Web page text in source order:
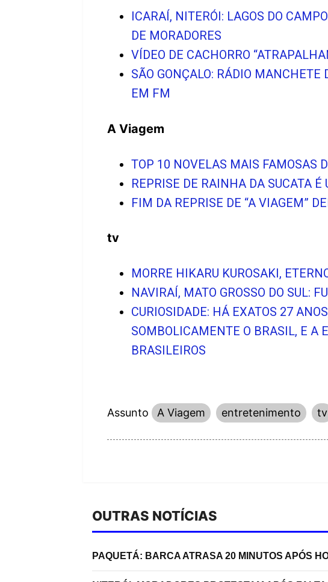
ICARAÍ, NITERÓI: LAGOS DO
DE MORADORES
VÍDEO DE CACHORRO
SÃO GONÇALO: RÁDIO
EM FM
A Viagem
TOP 10 NOVELAS MAIS FAMOSAS
REPRISE DE RAINHA DA SUCATA É
FIM DA REPRISE DE “A VIAGEM”
tv
MORRE HIKARU KUROSAKI,
NAVIRAÍ, MATO GROSSO DO SUL:
CURIOSIDADE: HÁ EXATOS 27
SOMBOLICAMENTE O BRASIL, E A
BRASILEIROS
Assunto A Viagem entretenimento tv
OUTRAS NOTÍCIAS
PAQUETÁ: BARCA ATRASA 20 MINUTOS APÓS